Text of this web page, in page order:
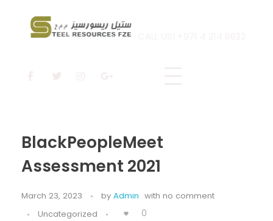
BlackPeopleMeet
Assessment 2021
March 23, 2023 by Admin with no comment
Uncategorized
0